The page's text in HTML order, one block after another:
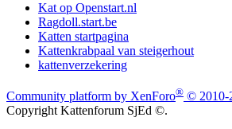
Kat op Openstart.nl
Ragdoll.start.be
Katten startpagina
Kattenkrabpaal van steigerhout
kattenverzekering
Community platform by XenForo® © 2010-
Copyright Kattenforum SjEd ©.